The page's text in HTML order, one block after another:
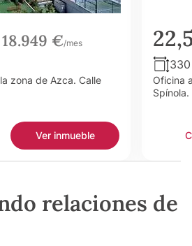
18.949 €/mes
zona de Azca. Calle
Ver inmueble
Oficina
Spínola.
relaciones de